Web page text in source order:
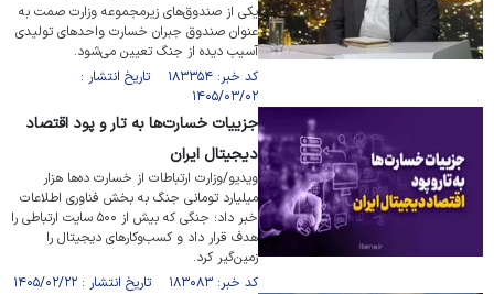
یکی از صندوق‌های زیرمجموعه وزارت صمت به
عنوان صندوق جبران خسارت واحد‌های تولیدی
آسیب دیده از جنگ تعیین می‌شود.
کد خبر: ۱۸۳۳۵۴ تاریخ انتشار :
۱۴۰۵/۰۳/۰۲
جزییات خسارت‌ها به تار و پود اقتصاد
دیجیتال ایران
ویدیو/وزارت ارتباطات از خسارت ده‌ها هزار
میلیارد تومانی جنگ به بخش فناوری اطلاعات
خبر داد؛ جنگی که بیش از ۵۰۰ سایت ارتباطی را
هدف قرار داد و کسب‌وکارهای دیجیتال را
زمین‌گیر کرد.
کد خبر: ۱۸۳۰۸۳ تاریخ انتشار : ۱۴۰۵/۰۲/۲۲